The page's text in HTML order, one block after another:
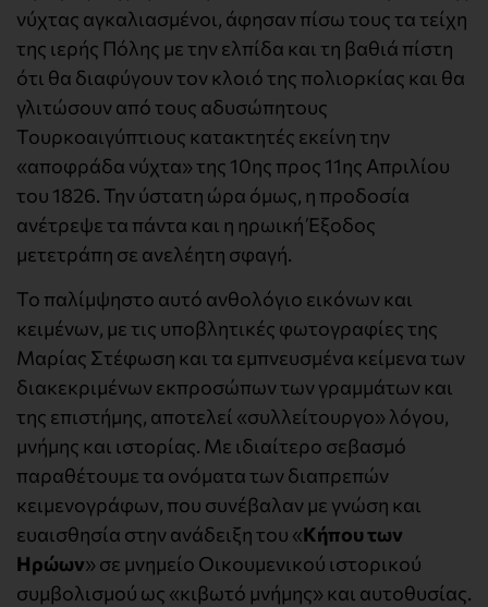
νύχτας αγκαλιασμένοι, άφησαν πίσω τους τα τείχη
της ιερής Πόλης με την ελπίδα και τη βαθιά πίστη
ότι θα διαφύγουν τον κλοιό της πολιορκίας και θα
γλιτώσουν από τους αδυσώπητους
Τουρκοαιγύπτιους κατακτητές εκείνη την
«αποφράδα νύχτα» της 10ης προς 11ης Απριλίου
του 1826. Την ύστατη ώρα όμως, η προδοσία
ανέτρεψε τα πάντα και η ηρωική Έξοδος
μετετράπη σε ανελέητη σφαγή.
Το παλίμψηστο αυτό ανθολόγιο εικόνων και
κειμένων, με τις υποβλητικές φωτογραφίες της
Μαρίας Στέφωση και τα εμπνευσμένα κείμενα των
διακεκριμένων εκπροσώπων των γραμμάτων και
της επιστήμης, αποτελεί «συλλείτουργο» λόγου,
μνήμης και ιστορίας. Με ιδιαίτερο σεβασμό
παραθέτουμε τα ονόματα των διαπρεπών
κειμενογράφων, που συνέβαλαν με γνώση και
ευαισθησία στην ανάδειξη του «Κήπου των
Ηρώων» σε μνημείο Οικουμενικού ιστορικού
συμβολισμού ως «κιβωτό μνήμης» και αυτοθυσίας.